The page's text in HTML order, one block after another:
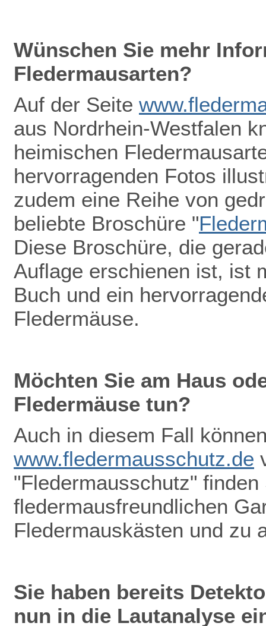
Wünschen Sie mehr
Fledermausarten?
Auf der Seite
aus Nordrhein-Westfalen
heimischen
hervorragenden Fotos
zudem eine Reihe von
beliebte Broschüre "
Diese Broschüre, die
Auflage erschienen ist, ist
Buch und ein
Fledermäuse.
Möchten Sie am Haus
Fledermäuse tun?
Auch in diesem Fall
www.fledermausschutz.de
"Fledermausschutz"
fledermausfreundlichen
Fledermauskästen und zu
Sie haben bereits
nun in die Lautanalyse